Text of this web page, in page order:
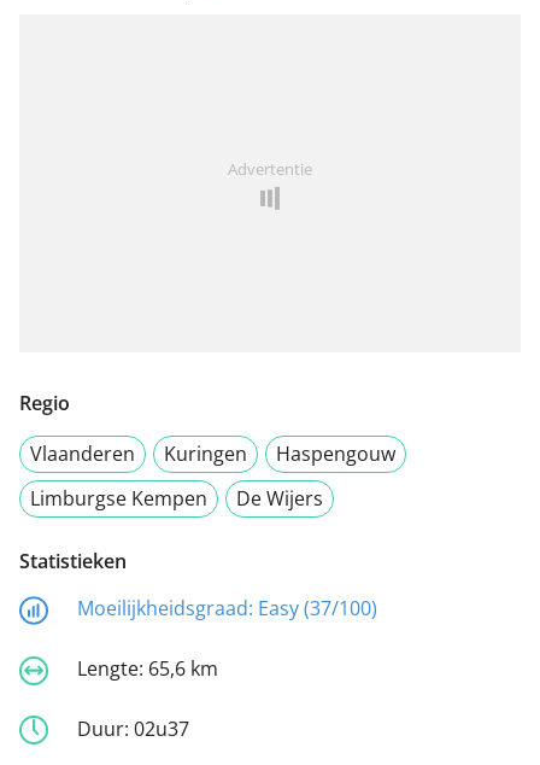
Advertentie
Regio
Vlaanderen
Kuringen
Haspengouw
Limburgse Kempen
De Wijers
Statistieken
Moeilijkheidsgraad: Easy (37/100)
Lengte: 65,6 km
Duur: 02u37